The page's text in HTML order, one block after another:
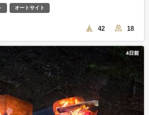
オートサイト
42 18
4日前